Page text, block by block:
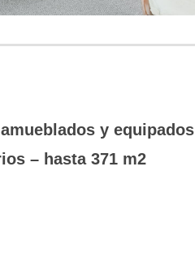
y equipados
– hasta 371 m2